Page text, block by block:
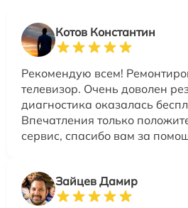
Котов Константин
Рекомендую всем!
телевизор. Очень доволен
диагностика оказалась
Впечатления только
сервис, спасибо вам за
Зайцев Дамир